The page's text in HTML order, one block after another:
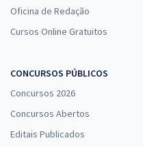
Oficina de Redação
Cursos Online Gratuitos
CONCURSOS PÚBLICOS
Concursos 2026
Concursos Abertos
Editais Publicados